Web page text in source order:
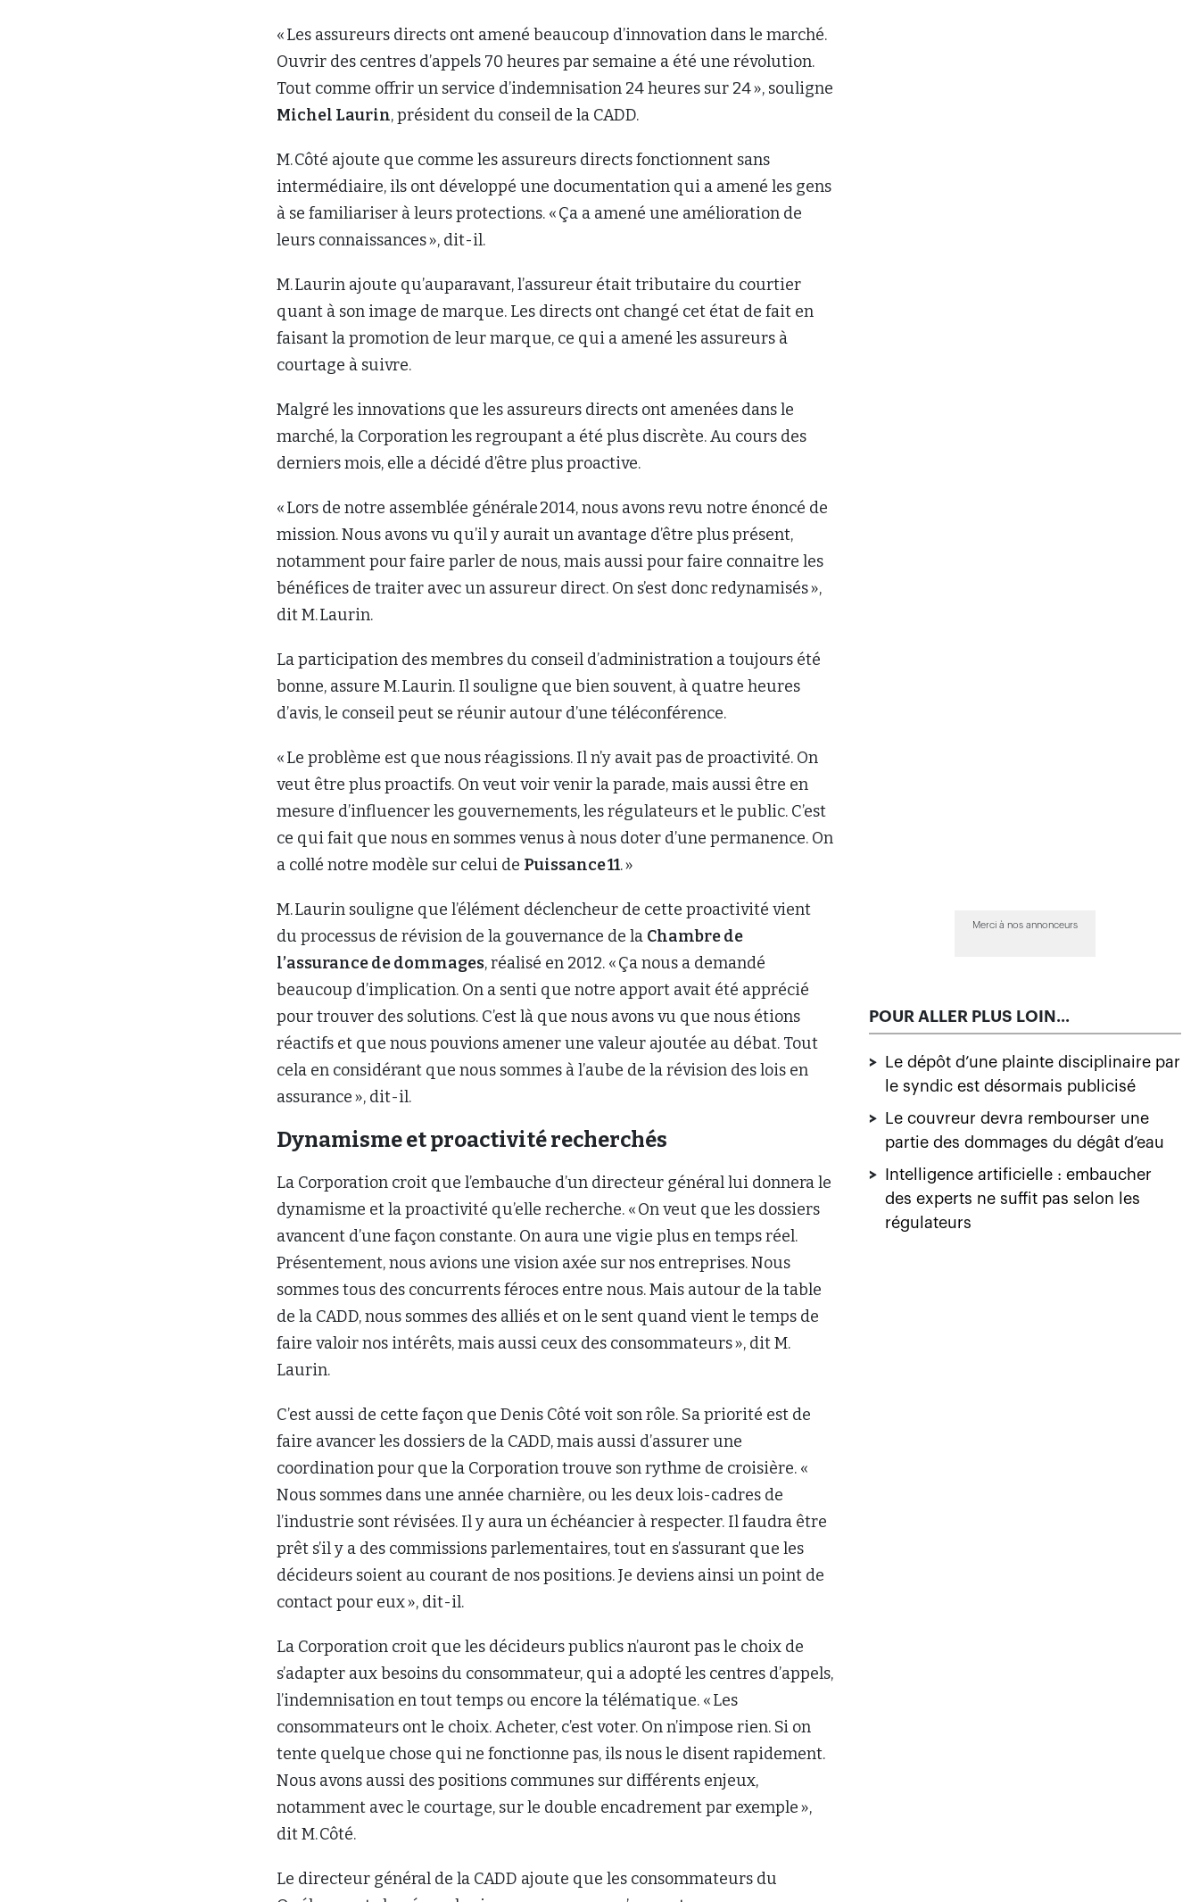
« Les assureurs directs ont amené beaucoup d’innovation dans le marché.
Ouvrir des centres d’appels 70 heures par semaine a été une révolution.
Tout comme offrir un service d’indemnisation 24 heures sur 24 », souligne
Michel Laurin, président du conseil de la CADD.
M. Côté ajoute que comme les assureurs directs fonctionnent sans
intermédiaire, ils ont développé une documentation qui a amené les gens
à se familiariser à leurs protections. « Ça a amené une amélioration de
leurs connaissances », dit-il.
M. Laurin ajoute qu’auparavant, l’assureur était tributaire du courtier
quant à son image de marque. Les directs ont changé cet état de fait en
faisant la promotion de leur marque, ce qui a amené les assureurs à
courtage à suivre.
Malgré les innovations que les assureurs directs ont amenées dans le
marché, la Corporation les regroupant a été plus discrète. Au cours des
derniers mois, elle a décidé d’être plus proactive.
« Lors de notre assemblée générale 2014, nous avons revu notre énoncé de
mission. Nous avons vu qu’il y aurait un avantage d’être plus présent,
notamment pour faire parler de nous, mais aussi pour faire connaitre les
bénéfices de traiter avec un assureur direct. On s’est donc redynamisés »,
dit M. Laurin.
La participation des membres du conseil d’administration a toujours été
bonne, assure M. Laurin. Il souligne que bien souvent, à quatre heures
d’avis, le conseil peut se réunir autour d’une téléconférence.
« Le problème est que nous réagissions. Il n’y avait pas de proactivité. On
veut être plus proactifs. On veut voir venir la parade, mais aussi être en
mesure d’influencer les gouvernements, les régulateurs et le public. C’est
ce qui fait que nous en sommes venus à nous doter d’une permanence. On
a collé notre modèle sur celui de Puissance11. »
M. Laurin souligne que l’élément déclencheur de cette proactivité vient
du processus de révision de la gouvernance de la Chambre de
l’assurance de dommages, réalisé en 2012. « Ça nous a demandé
beaucoup d’implication. On a senti que notre apport avait été apprécié
pour trouver des solutions. C’est là que nous avons vu que nous étions
réactifs et que nous pouvions amener une valeur ajoutée au débat. Tout
cela en considérant que nous sommes à l’aube de la révision des lois en
assurance », dit-il.
Dynamisme et proactivité recherchés
La Corporation croit que l’embauche d’un directeur général lui donnera le
dynamisme et la proactivité qu’elle recherche. « On veut que les dossiers
avancent d’une façon constante. On aura une vigie plus en temps réel.
Présentement, nous avions une vision axée sur nos entreprises. Nous
sommes tous des concurrents féroces entre nous. Mais autour de la table
de la CADD, nous sommes des alliés et on le sent quand vient le temps de
faire valoir nos intérêts, mais aussi ceux des consommateurs », dit M.
Laurin.
C’est aussi de cette façon que Denis Côté voit son rôle. Sa priorité est de
faire avancer les dossiers de la CADD, mais aussi d’assurer une
coordination pour que la Corporation trouve son rythme de croisière. «
Nous sommes dans une année charnière, ou les deux lois-cadres de
l’industrie sont révisées. Il y aura un échéancier à respecter. Il faudra être
prêt s’il y a des commissions parlementaires, tout en s’assurant que les
décideurs soient au courant de nos positions. Je deviens ainsi un point de
contact pour eux », dit-il.
La Corporation croit que les décideurs publics n’auront pas le choix de
s’adapter aux besoins du consommateur, qui a adopté les centres d’appels,
l’indemnisation en tout temps ou encore la télématique. « Les
consommateurs ont le choix. Acheter, c’est voter. On n’impose rien. Si on
tente quelque chose qui ne fonctionne pas, ils nous le disent rapidement.
Nous avons aussi des positions communes sur différents enjeux,
notamment avec le courtage, sur le double encadrement par exemple »,
dit M. Côté.
Le directeur général de la CADD ajoute que les consommateurs du
Merci à nos annonceurs
POUR ALLER PLUS LOIN...
>
Le dépôt d’une plainte disciplinaire par
le syndic est désormais publicisé
>
Le couvreur devra rembourser une
partie des dommages du dégât d’eau
>
Intelligence artificielle : embaucher
des experts ne suffit pas selon les
régulateurs